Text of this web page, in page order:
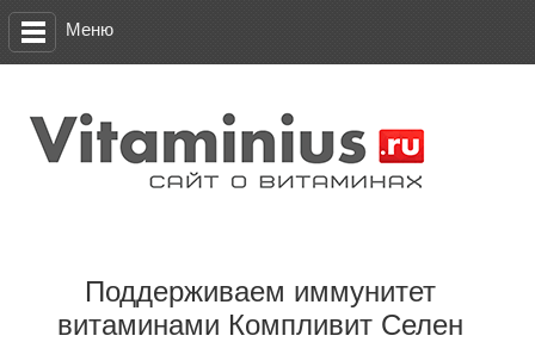
Поддерживаем иммунитет
витаминами Компливит Селен
Меню